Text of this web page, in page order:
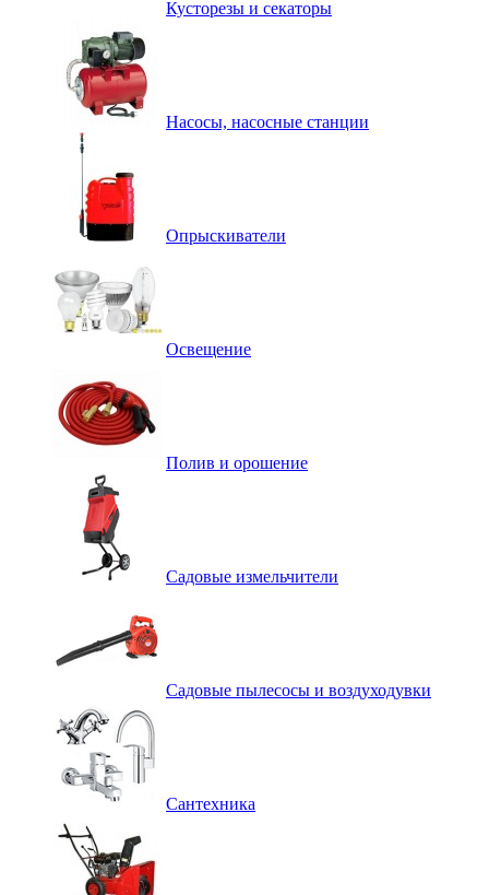
Кусторезы и секаторы
Насосы, насосные станции
Опрыскиватели
Освещение
Полив и орошение
Садовые измельчители
Садовые пылесосы и воздуходувки
Сантехника